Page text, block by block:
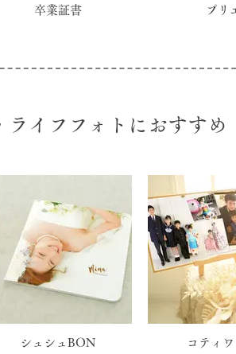
卒業証書 プリ
ライフフォトにおすすめ
シュシュBON コティ